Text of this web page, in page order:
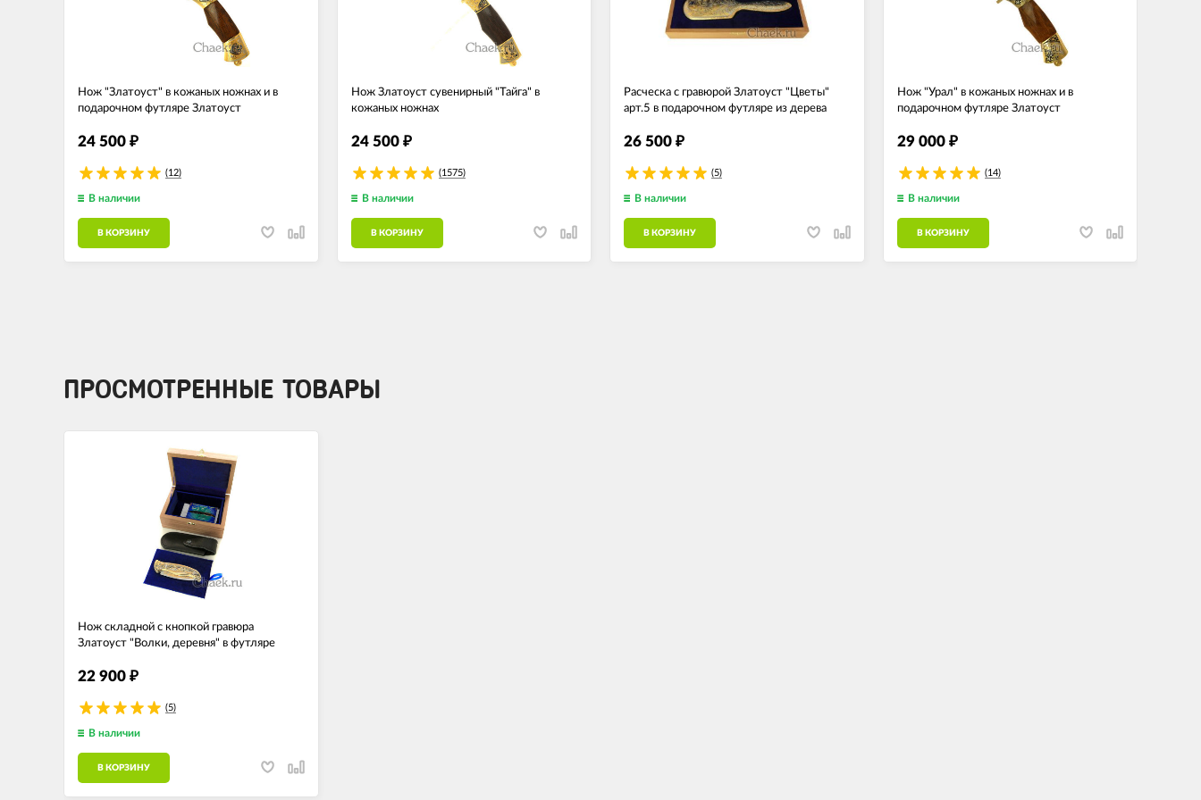
Нож "Златоуст" в кожаных ножнах и в
подарочном футляре Златоуст
24 500 ₽
(12)
В наличии
В КОРЗИНУ
Нож Златоуст сувенирный "Тайга" в
кожаных ножнах
24 500 ₽
(1575)
В наличии
В КОРЗИНУ
Расческа с гравюрой Златоуст "Цветы"
арт.5 в подарочном футляре из дерева
26 500 ₽
(5)
В наличии
В КОРЗИНУ
Нож "Урал" в кожаных ножнах и в
подарочном футляре Златоуст
29 000 ₽
(14)
В наличии
В КОРЗИНУ
ПРОСМОТРЕННЫЕ ТОВАРЫ
Нож складной с кнопкой гравюра
Златоуст "Волки, деревня" в футляре
22 900 ₽
(5)
В наличии
В КОРЗИНУ